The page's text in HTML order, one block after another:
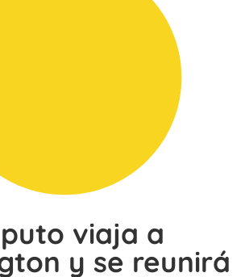
viaja a
y se reunirá